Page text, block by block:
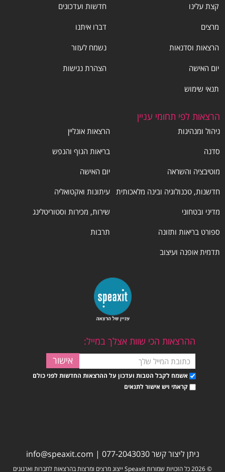
קצת עלינו
מרצים
הרצאות וסדנאות
יום האישה
תנאי שימוש
חדשות ועדכונים
דברו איתנו
נשמח לעזור
הצהרת נגישות
הרצאות לפי תחומי עניין
ניהול ומנהיגות
הרצאות אונליין
סדנה
בריאות הגוף והנפש
מוטיבציה והשראה
יום האישה
חדשנות, טכנולוגיה ובינה מלאכותית
עיתונות ואקטואליה
מדיני ובטחוני
שירות, מכירות וסטוריטלינג
ספורט בריאות ותזונה
תרבות
תדמית אופנה ועיצוב
ההרצאות הכי שוות אצלך במייל:
אשמח לקבל הטבות ועדכון על ההרצאות החדשות לפני כולם
קראתי ויש אישור לתנאים
ניתן ליצור קשר077-2043030
|
info@speaxit.com
© 2026 כל הזכויות שמורות Speaxit ייצוג מרצים ומרצות בהרצאות לחברות וארגונים